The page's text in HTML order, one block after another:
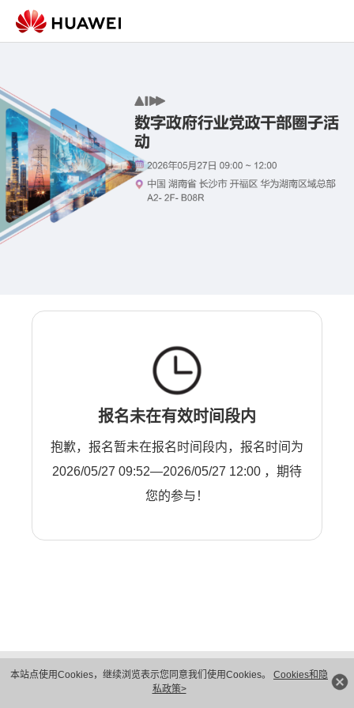
本站点使用Cookies，继续浏览表示您同意我们使用Cookies。 Cookies和隐
私政策>
报名未在有效时间段内
抱歉，报名暂未在报名时间段内，报名时间为
2026/05/27 09:52—2026/05/27 12:00 ，期待
您的参与！
隐私保护
法律声明